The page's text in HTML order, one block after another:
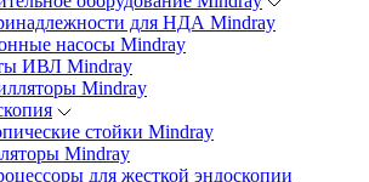
для НДА Mindray
насосы Mindray
ИВЛ Mindray
Mindray
стойки Mindray
Mindray
для жесткой эндоскопии